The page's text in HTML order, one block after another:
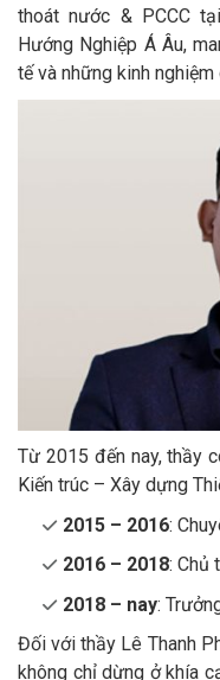
thoát nước & PCCC
Hướng Nghiệp Á Âu,
tế và những kinh nghiệm
Từ 2015 đến nay, thầy
Kiến trúc – Xây dựng
2015 – 2016:
2016 – 2018: Chủ
2018 – nay:
Đối với thầy Lê Thanh
không chỉ dừng ở khía